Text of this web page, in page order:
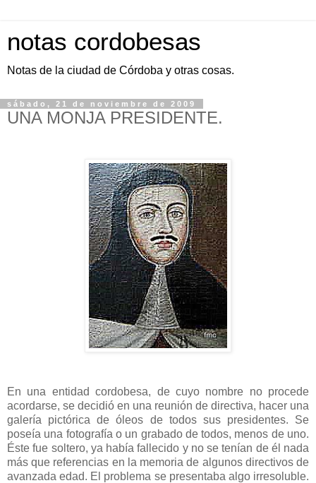
notas cordobesas
Notas de la ciudad de Córdoba y otras cosas.
sábado, 21 de noviembre de 2009
UNA MONJA PRESIDENTE.
En una entidad cordobesa, de cuyo nombre no procede
acordarse, se decidió en una reunión de directiva, hacer una
galería pictórica de óleos de todos sus presidentes. Se
poseía una fotografía o un grabado de todos, menos de uno.
Éste fue soltero, ya había fallecido y no se tenían de él nada
más que referencias en la memoria de algunos directivos de
avanzada edad. El problema se presentaba algo irresoluble.